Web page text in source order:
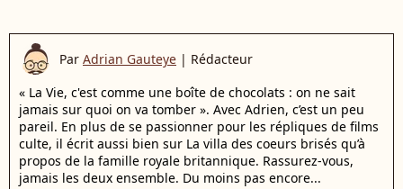
Par Adrian Gauteye | Rédacteur
« La Vie, c'est comme une boîte de chocolats : on ne sait
jamais sur quoi on va tomber ». Avec Adrien, c’est un peu
pareil. En plus de se passionner pour les répliques de films
culte, il écrit aussi bien sur La villa des coeurs brisés qu’à
propos de la famille royale britannique. Rassurez-vous,
jamais les deux ensemble. Du moins pas encore...